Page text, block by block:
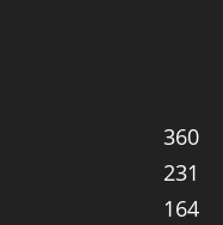
360
231
164